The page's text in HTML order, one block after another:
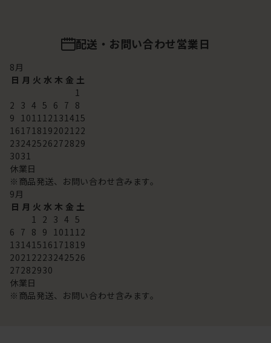
配送・お問い合わせ営業日
8月
日 月 火 水 木 金 土
1
2 3 4 5 6 7 8
9 101112131415
16171819202122
23242526272829
3031
休業日
※商品発送、お問い合わせ含みます。
9月
日 月 火 水 木 金 土
1 2 3 4 5
6 7 8 9 101112
13141516171819
20212223242526
27282930
休業日
※商品発送、お問い合わせ含みます。